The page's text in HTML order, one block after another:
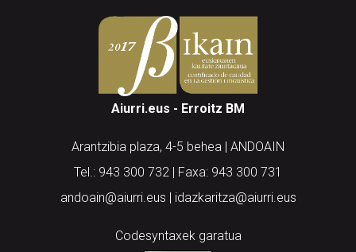
Aiurri.eus - Erroitz BM
Arantzibia plaza, 4-5 behea | ANDOAIN
Tel.: 943 300 732 | Faxa: 943 300 731
andoain@aiurri.eus | idazkaritza@aiurri.eus
Codesyntaxek garatua